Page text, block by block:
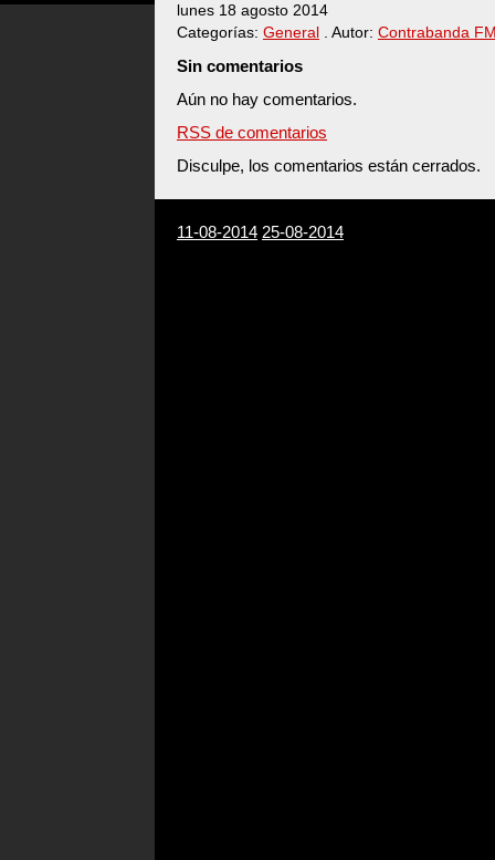
lunes 18 agosto 2014
Categorías: General . Autor: Contrabanda
Sin comentarios
Aún no hay comentarios.
RSS de comentarios
Disculpe, los comentarios están cerrados.
11-08-2014 25-08-2014